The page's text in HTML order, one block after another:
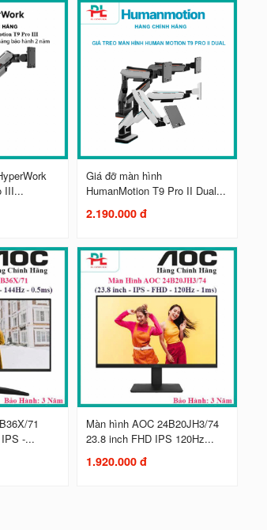
III...
Giá đỡ màn hình
HumanMotion T9 Pro II Dual...
2.190.000 đ
71
-...
Màn hình AOC 24B20JH3/74
23.8 inch FHD IPS 120Hz...
1.920.000 đ